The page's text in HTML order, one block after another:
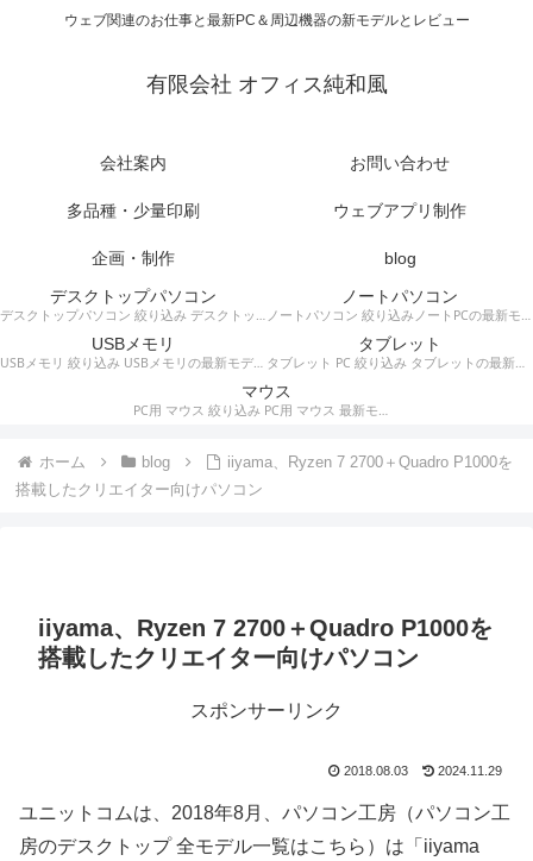
ウェブ関連のお仕事と最新PC＆周辺機器の新モデルとレビュー
有限会社 オフィス純和風
会社案内 お問い合わせ
多品種・少量印刷 ウェブアプリ制作
企画・制作
blog
デスクトップパソコン
デスクトップパソコン 絞り込み デスクトップPCの最新モデルやスペック・仕様に関する情報。
ノートパソコン
ノートパソコン 絞り込みノートPCの最新モデルやスペック・仕様に関する情報。
USBメモリ
USBメモリ 絞り込み USBメモリの最新モデルやスペック・仕様に関する情報。
タブレット
タブレット PC 絞り込み タブレットの最新モデルやスペック・仕様に関する情報。
マウス
PC用 マウス 絞り込み PC用 マウス 最新モデルやスペック・仕様に関する情報。ワイヤレスマウス、有線マウス、接続タイプなど。
ホーム blog
iiyama、Ryzen 7 2700＋Quadro P1000を
搭載したクリエイター向けパソコン
iiyama、Ryzen 7 2700＋Quadro P1000を
搭載したクリエイター向けパソコン
スポンサーリンク
2018.08.03 2024.11.29
ユニットコムは、2018年8月、パソコン工房（パソコン工
房のデスクトップ 全モデル一覧はこちら）は「iiyama